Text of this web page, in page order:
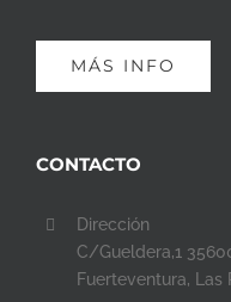
MÁS INFO
CONTACTO
Dirección
C/Gueldera,1
Fuerteventura, Las